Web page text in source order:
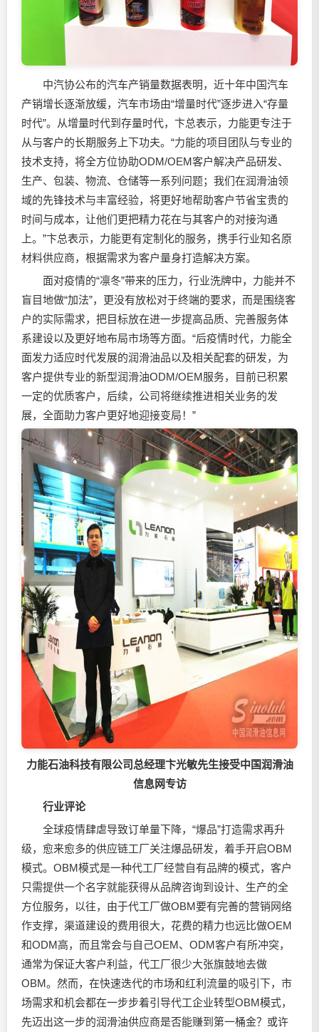
中汽协公布的汽车产销量数据表明，近十年中国汽车
产销增长逐渐放缓，汽车市场由“增量时代”逐步进入“存量
时代”。从增量时代到存量时代，卞总表示，力能更专注于
从与客户的长期服务上下功夫。“力能的项目团队与专业的
技术支持，将全方位协助ODM/OEM客户解决产品研发、
生产、包装、物流、仓储等一系列问题；我们在润滑油领
域的先锋技术与丰富经验，将更好地帮助客户节省宝贵的
时间与成本，让他们更把精力花在与其客户的对接沟通
上。”卞总表示，力能更有定制化的服务，携手行业知名原
材料供应商，根据需求为客户量身打造解决方案。
面对疫情的“凛冬”带来的压力，行业洗牌中，力能并不
盲目地做“加法”，更没有放松对于终端的要求，而是围绕客
户的实际需求，把目标放在进一步提高品质、完善服务体
系建设以及更好地布局市场等方面。“后疫情时代，力能全
面发力适应时代发展的润滑油品以及相关配套的研发，为
客户提供专业的新型润滑油ODM/OEM服务，目前已积累
一定的优质客户，后续，公司将继续推进相关业务的发
展，全面助力客户更好地迎接变局！”
​力能石油科技有限公司总经理卞光敏先生接受中国润滑油
信息网专访
行业评论
全球疫情肆虐导致订单量下降，“爆品”打造需求再升
级，愈来愈多的供应链工厂关注爆品研发，着手开启OBM
模式。OBM模式是一种代工厂经营自有品牌的模式，客户
只需提供一个名字就能获得从品牌咨询到设计、生产的全
方位服务，以往，由于代工厂做OBM要有完善的营销网络
作支撑，渠道建设的费用很大，花费的精力也远比做OEM
和ODM高，而且常会与自己OEM、ODM客户有所冲突，
通常为保证大客户利益，代工厂很少大张旗鼓地去做
OBM。然而，在快速迭代的市场和红利流量的吸引下，市
场需求和机会都在一步步着引导代工企业转型OBM模式，
先迈出这一步的润滑油供应商是否能赚到第一桶金？或许